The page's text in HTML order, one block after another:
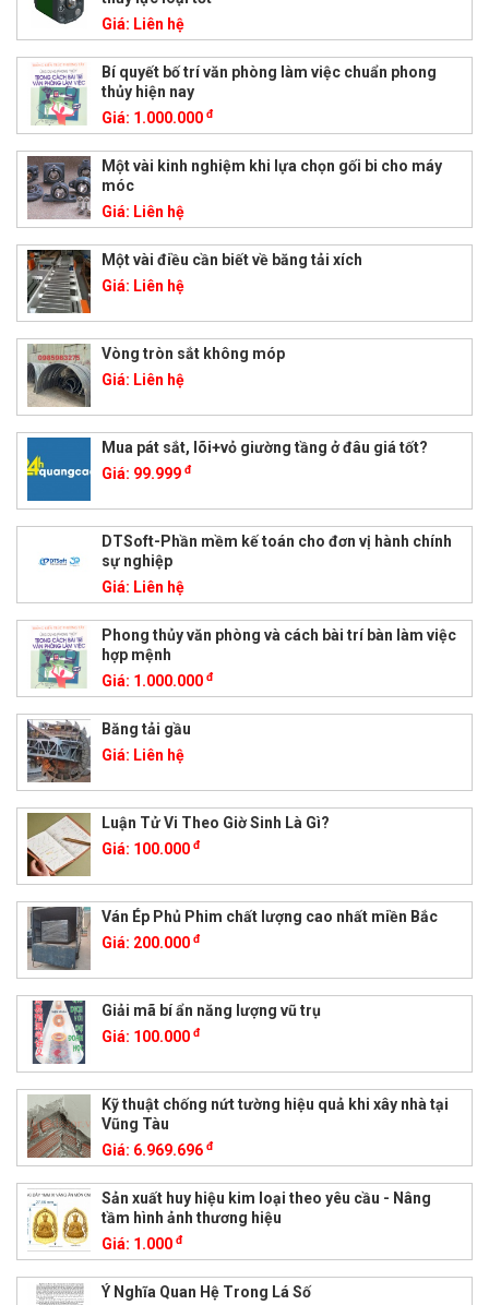
Giá: Liên hệ
Bí quyết bố trí văn phòng làm việc chuẩn phong
thủy hiện nay
Giá: 1.000.000 đ
Một vài kinh nghiệm khi lựa chọn gối bi cho máy
móc
Giá: Liên hệ
Một vài điều cần biết về băng tải xích
Giá: Liên hệ
Vòng tròn sắt không móp
Giá: Liên hệ
Mua pát sắt, lõi+vỏ giường tầng ở đâu giá tốt?
Giá: 99.999 đ
DTSoft-Phần mềm kế toán cho đơn vị hành chính
sự nghiệp
Giá: Liên hệ
Phong thủy văn phòng và cách bài trí bàn làm việc
hợp mệnh
Giá: 1.000.000 đ
Băng tải gầu
Giá: Liên hệ
Luận Tử Vi Theo Giờ Sinh Là Gì?
Giá: 100.000 đ
Ván Ép Phủ Phim chất lượng cao nhất miền Bắc
Giá: 200.000 đ
Giải mã bí ẩn năng lượng vũ trụ
Giá: 100.000 đ
Kỹ thuật chống nứt tường hiệu quả khi xây nhà tại
Vũng Tàu
Giá: 6.969.696 đ
Sản xuất huy hiệu kim loại theo yêu cầu - Nâng
tầm hình ảnh thương hiệu
Giá: 1.000 đ
Ý Nghĩa Quan Hệ Trong Lá Số